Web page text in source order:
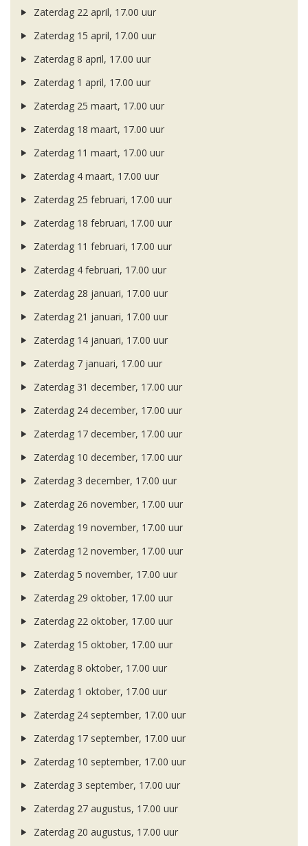
Zaterdag 22 april, 17.00 uur
Zaterdag 15 april, 17.00 uur
Zaterdag 8 april, 17.00 uur
Zaterdag 1 april, 17.00 uur
Zaterdag 25 maart, 17.00 uur
Zaterdag 18 maart, 17.00 uur
Zaterdag 11 maart, 17.00 uur
Zaterdag 4 maart, 17.00 uur
Zaterdag 25 februari, 17.00 uur
Zaterdag 18 februari, 17.00 uur
Zaterdag 11 februari, 17.00 uur
Zaterdag 4 februari, 17.00 uur
Zaterdag 28 januari, 17.00 uur
Zaterdag 21 januari, 17.00 uur
Zaterdag 14 januari, 17.00 uur
Zaterdag 7 januari, 17.00 uur
Zaterdag 31 december, 17.00 uur
Zaterdag 24 december, 17.00 uur
Zaterdag 17 december, 17.00 uur
Zaterdag 10 december, 17.00 uur
Zaterdag 3 december, 17.00 uur
Zaterdag 26 november, 17.00 uur
Zaterdag 19 november, 17.00 uur
Zaterdag 12 november, 17.00 uur
Zaterdag 5 november, 17.00 uur
Zaterdag 29 oktober, 17.00 uur
Zaterdag 22 oktober, 17.00 uur
Zaterdag 15 oktober, 17.00 uur
Zaterdag 8 oktober, 17.00 uur
Zaterdag 1 oktober, 17.00 uur
Zaterdag 24 september, 17.00 uur
Zaterdag 17 september, 17.00 uur
Zaterdag 10 september, 17.00 uur
Zaterdag 3 september, 17.00 uur
Zaterdag 27 augustus, 17.00 uur
Zaterdag 20 augustus, 17.00 uur